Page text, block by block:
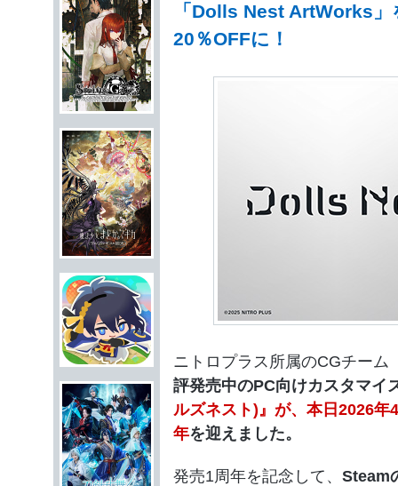
「Dolls Nest ArtWorks
20％OFFに！
ニトロプラス所属のCGチーム
評発売中のPC向けカスタマイ
ルズネスト)』が、本日2026
年を迎えました。
発売1周年を記念して、 Steam